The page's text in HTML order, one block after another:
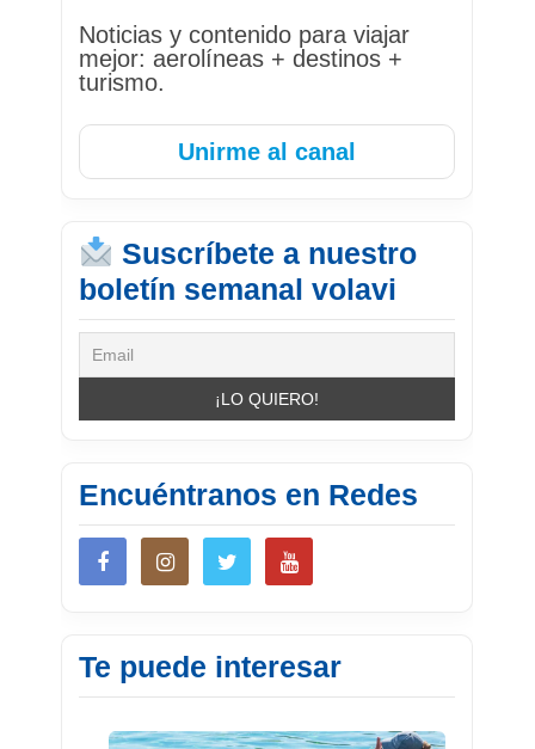
Noticias y contenido para viajar
mejor: aerolíneas + destinos +
turismo.
Unirme al canal
Suscríbete a nuestro
boletín semanal volavi
Encuéntranos en Redes
Te puede interesar